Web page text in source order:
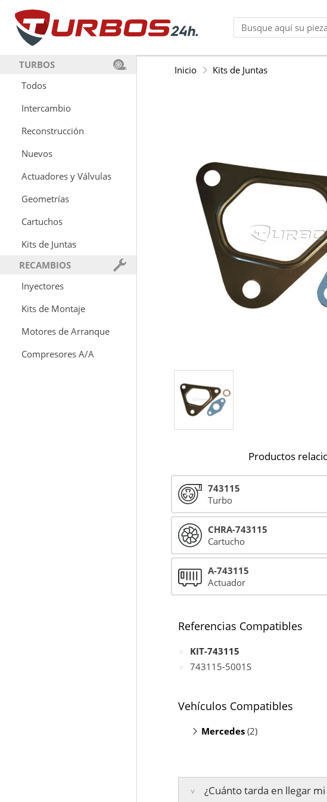
TURBOS
Todos
Intercambio
Reconstrucción
Nuevos
Actuadores y Válvulas
Geometrías
Cartuchos
Kits de Juntas
RECAMBIOS
Inyectores
Kits de Montaje
Motores de Arranque
Compresores A/A
Inicio Kits de Juntas
Productos
743115
Turbo
CHRA-743115
Cartucho
A-743115
Actuador
Referencias Compatibles
KIT-743115
743115-5001S
Vehículos Compatibles
Mercedes (2)
¿Cuánto tarda en llegar